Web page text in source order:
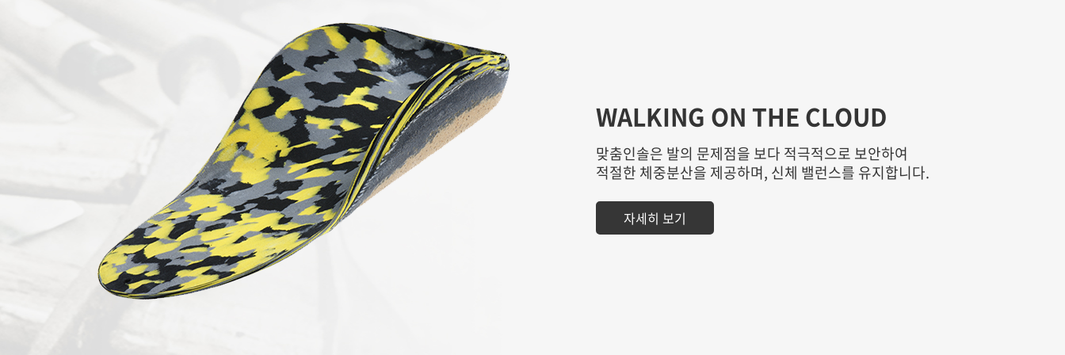
WALKING ON THE CLOUD
맞춤인솔은 발의 문제점을 보다 적극적으로 보안하여
적절한 체중분산을 제공하며, 신체 밸런스를 유지합니다.
자세히 보기